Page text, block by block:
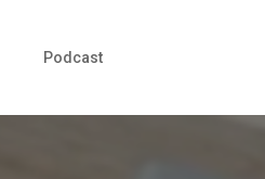
Podcast